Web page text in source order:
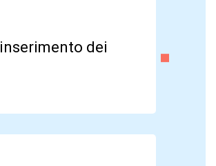
dei